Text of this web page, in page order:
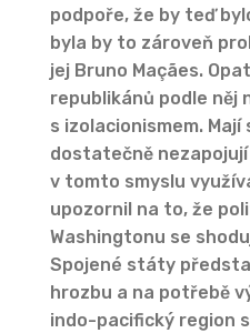
podpoře, že by teď
byla by to zároveň
jej Bruno Maçães.
republikánů podle něj
s izolacionismem.
dostatečně nezapojují
v tomto smyslu
upozornil na to, že
Washingtonu se
Spojené státy
hrozbu a na potřebě
indo-pacifický region